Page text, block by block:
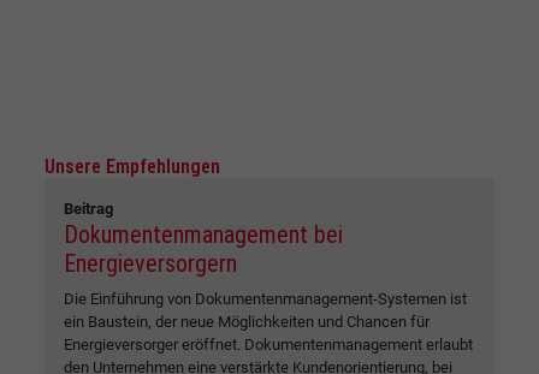
Unsere Empfehlungen
Beitrag
Dokumentenmanagement bei
Energieversorgern
Die Einführung von Dokumentenmanagement-Systemen ist
ein Baustein, der neue Möglichkeiten und Chancen für
Energieversorger eröffnet. Dokumentenmanagement erlaubt
den Unternehmen eine verstärkte Kundenorientierung, bei